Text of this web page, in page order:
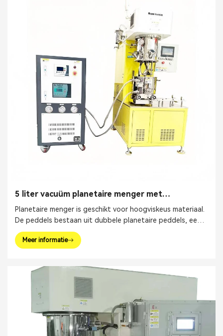
5 liter vacuüm planetaire menger met
verwarming en koeling
Planetaire menger is geschikt voor hoogviskeus materiaal.
De peddels bestaan ​​uit dubbele planetaire peddels, een
hogesnelheidsverspreider en een muurschraper.
Meer informatie